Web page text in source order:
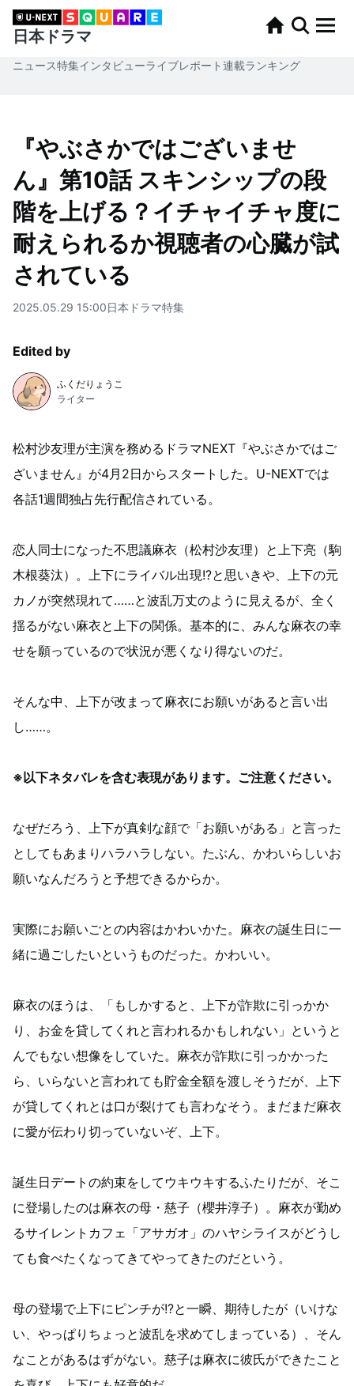
日本ドラマ
ニュース特集インタビューライブレポート連載ランキング
『やぶさかではございませ
ん』第10話 スキンシップの段
階を上げる？イチャイチャ度に
耐えられるか視聴者の心臓が試
されている
2025.05.29 15:00日本ドラマ特集
Edited by
ふくだりょうこ
ライター
松村沙友理が主演を務めるドラマNEXT『やぶさかではご
ざいません』が4月2日からスタートした。U-NEXTでは
各話1週間独占先行配信されている。
恋人同士になった不思議麻衣（松村沙友理）と上下亮（駒
木根葵汰）。上下にライバル出現!?と思いきや、上下の元
カノが突然現れて……と波乱万丈のように見えるが、全く
揺るがない麻衣と上下の関係。基本的に、みんな麻衣の幸
せを願っているので状況が悪くなり得ないのだ。
そんな中、上下が改まって麻衣にお願いがあると言い出
し……。
※以下ネタバレを含む表現があります。ご注意ください。
なぜだろう、上下が真剣な顔で「お願いがある」と言った
としてもあまりハラハラしない。たぶん、かわいらしいお
願いなんだろうと予想できるからか。
実際にお願いごとの内容はかわいかた。麻衣の誕生日に一
緒に過ごしたいというものだった。かわいい。
麻衣のほうは、「もしかすると、上下が詐欺に引っかか
り、お金を貸してくれと言われるかもしれない」というと
んでもない想像をしていた。麻衣が詐欺に引っかかった
ら、いらないと言われても貯金全額を渡しそうだが、上下
が貸してくれとは口が裂けても言わなそう。まだまだ麻衣
に愛が伝わり切っていないぞ、上下。
誕生日デートの約束をしてウキウキするふたりだが、そこ
に登場したのは麻衣の母・慈子（櫻井淳子）。麻衣が勤め
るサイレントカフェ「アサガオ」のハヤシライスがどうし
ても食べたくなってきてやってきたのだという。
母の登場で上下にピンチが!?と一瞬、期待したが（いけな
い、やっぱりちょっと波乱を求めてしまっている）、そん
なことがあるはずがない。慈子は麻衣に彼氏ができたこと